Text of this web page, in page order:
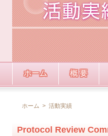
ホーム 概 要
ホーム > 活動実績
Protocol Review